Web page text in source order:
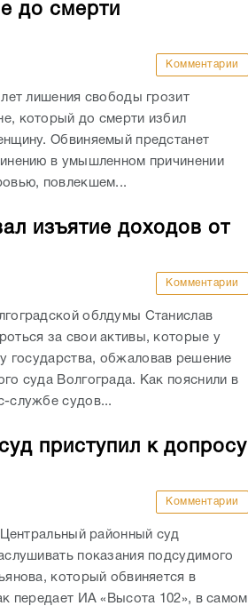
до смерти
Комментарии
лишения свободы грозит
который до смерти избил
Обвиняемый предстанет
в умышленном причинении
повлекшем...
изъятие доходов от
Комментарии
облдумы Станислав
за свои активы, которые у
государства, обжаловав решение
суда Волгограда. Как пояснили в
службе судов...
приступил к допросу
Комментарии
районный суд
показания подсудимого
который обвиняется в
передает ИА «Высота 102», в самом